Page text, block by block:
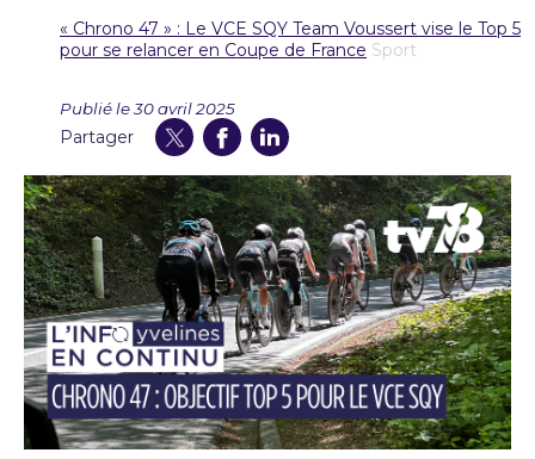
« Chrono 47 » : Le VCE SQY Team Voussert vise le Top 5
pour se relancer en Coupe de France Sport
Publié le 30 avril 2025
Partager